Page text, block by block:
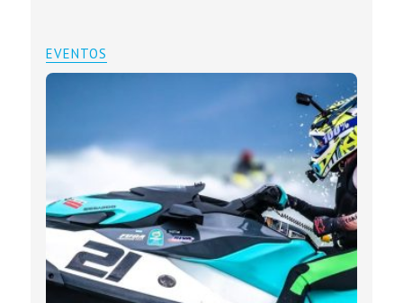
EVENTOS